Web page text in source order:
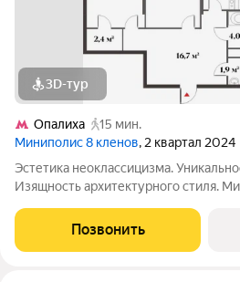
3D-тур
Опалиха
15 мин.
Миниполис 8 кленов, 2 квартал 2024
Эстетика неоклассицизма.
Изящность архитектурного стиля.
Несмотря на удаленность от
магистралей добраться до центра
Позвонить